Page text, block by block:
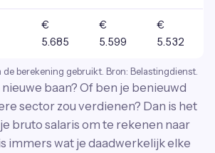
€
5.685
€
5.599
€
5.532
berekening gebruikt. Bron: Belastingdienst.
baan? Of ben je benieuwd
sector zou verdienen? Dan is het
bruto salaris om te rekenen naar
immers wat je daadwerkelijk elke